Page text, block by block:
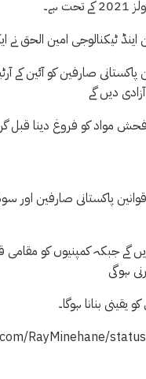
اینڈ ٹیکنالوجی امین الحق نے
فحش مواد کو فروغ دینا
قوانین پاکستانی صارفین اور
گے جبکہ کمپنیوں کو مقامی
ہوگی
یقینی بنانا ہوگا۔
RayMinehane/